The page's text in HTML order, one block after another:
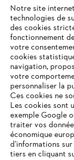
Informations
Produits
Contact
Carrière
Système
Notre site
technologies de
des cookies
fonctionnement
votre
cookies
navigation,
votre
personnaliser la
Ces cookies ne
Les cookies sont
exemple Google
traiter vos
économique
d’informations
tiers en cliquant